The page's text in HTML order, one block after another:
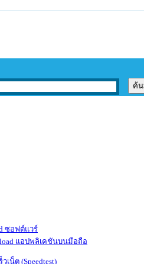
ซอฟต์แวร์
แอปพลิเคชันบนมือถือ
เน็ต (Speedtest)